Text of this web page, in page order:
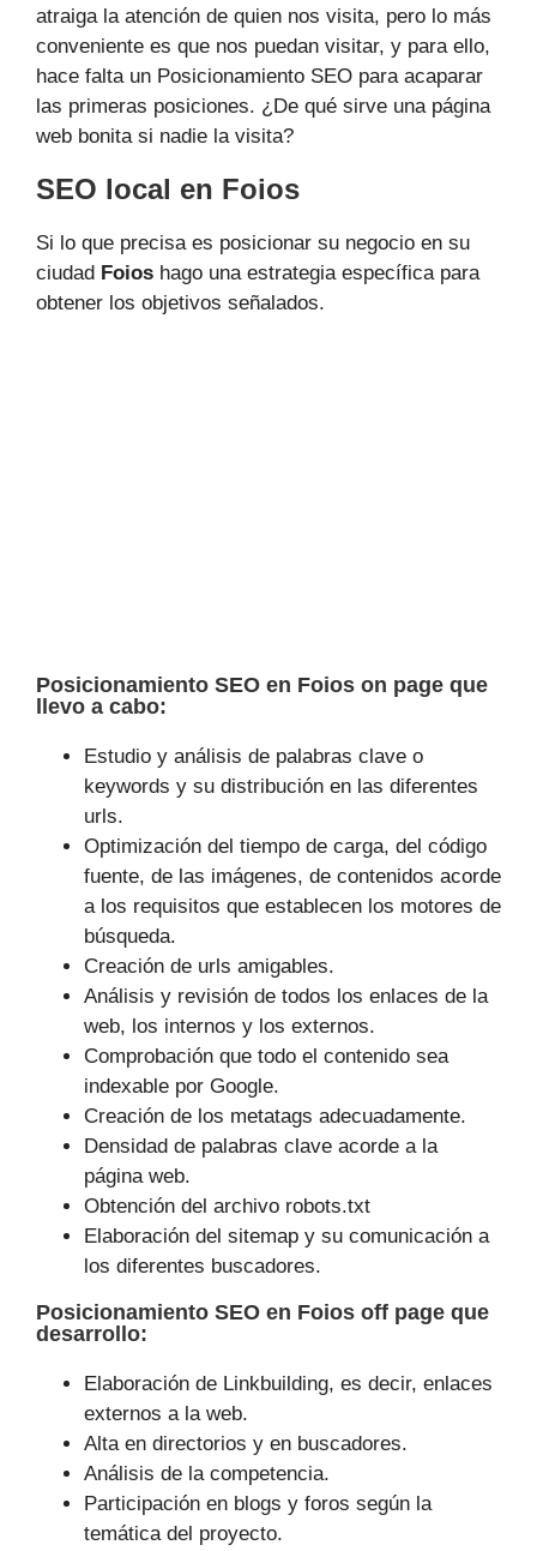
atraiga la atención de quien nos visita, pero lo más
conveniente es que nos puedan visitar, y para ello,
hace falta un Posicionamiento SEO para acaparar
las primeras posiciones. ¿De qué sirve una página
web bonita si nadie la visita?
SEO local en Foios
Si lo que precisa es posicionar su negocio en su
ciudad Foios hago una estrategia específica para
obtener los objetivos señalados.
Posicionamiento SEO en Foios on page que
llevo a cabo:
Estudio y análisis de palabras clave o
keywords y su distribución en las diferentes
urls.
Optimización del tiempo de carga, del código
fuente, de las imágenes, de contenidos acorde
a los requisitos que establecen los motores de
búsqueda.
Creación de urls amigables.
Análisis y revisión de todos los enlaces de la
web, los internos y los externos.
Comprobación que todo el contenido sea
indexable por Google.
Creación de los metatags adecuadamente.
Densidad de palabras clave acorde a la
página web.
Obtención del archivo robots.txt
Elaboración del sitemap y su comunicación a
los diferentes buscadores.
Posicionamiento SEO en Foios off page que
desarrollo:
Elaboración de Linkbuilding, es decir, enlaces
externos a la web.
Alta en directorios y en buscadores.
Análisis de la competencia.
Participación en blogs y foros según la
temática del proyecto.